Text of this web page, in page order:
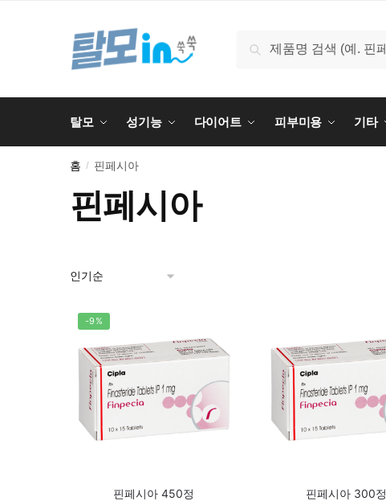
검색
탈모 성기능 다이어트 피부미용 기타
홈 / 핀페시아
핀페시아
-9%
핀페시아 450정 핀페시아 300정